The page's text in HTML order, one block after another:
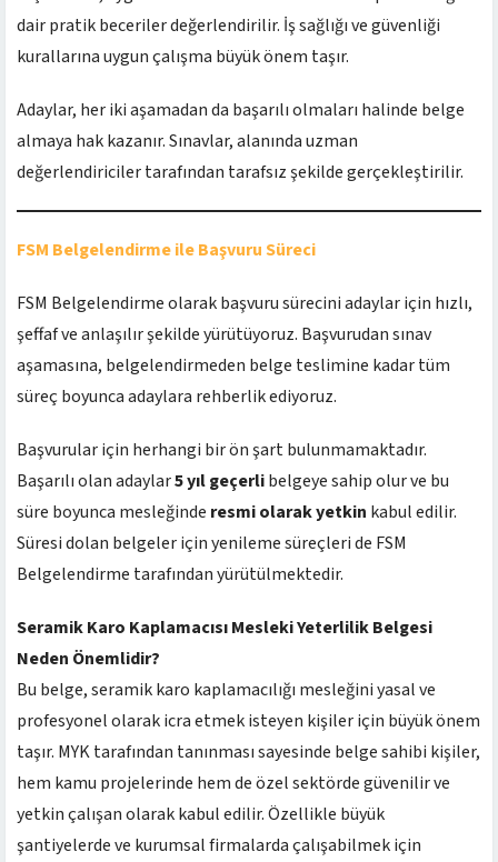
dair pratik beceriler değerlendirilir. İş sağlığı ve güvenliği
kurallarına uygun çalışma büyük önem taşır.
Adaylar, her iki aşamadan da başarılı olmaları halinde belge
almaya hak kazanır. Sınavlar, alanında uzman
değerlendiriciler tarafından tarafsız şekilde gerçekleştirilir.
FSM Belgelendirme ile Başvuru Süreci
FSM Belgelendirme olarak başvuru sürecini adaylar için hızlı,
şeffaf ve anlaşılır şekilde yürütüyoruz. Başvurudan sınav
aşamasına, belgelendirmeden belge teslimine kadar tüm
süreç boyunca adaylara rehberlik ediyoruz.
Başvurular için herhangi bir ön şart bulunmamaktadır.
Başarılı olan adaylar5 yıl geçerlibelgeye sahip olur ve bu
süre boyunca mesleğinde resmi olarak yetkin kabul edilir.
Süresi dolan belgeler için yenileme süreçleri de FSM
Belgelendirme tarafından yürütülmektedir.
Seramik Karo Kaplamacısı Mesleki Yeterlilik Belgesi
Neden Önemlidir?
Bu belge, seramik karo kaplamacılığı mesleğini yasal ve
profesyonel olarak icra etmek isteyen kişiler için büyük önem
taşır. MYK tarafından tanınması sayesinde belge sahibi kişiler,
hem kamu projelerinde hem de özel sektörde güvenilir ve
yetkin çalışan olarak kabul edilir. Özellikle büyük
şantiyelerde ve kurumsal firmalarda çalışabilmek için